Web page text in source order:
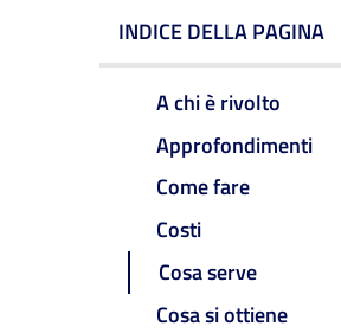
INDICE DELLA PAGINA
A chi è rivolto
Approfondimenti
Come fare
Costi
Cosa serve
Cosa si ottiene